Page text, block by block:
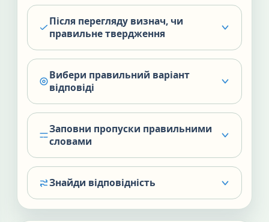
Після перегляду визнач, чи
правильне твердження
Вибери правильний варіант
відповіді
Заповни пропуски правильними
словами
Знайди відповідність